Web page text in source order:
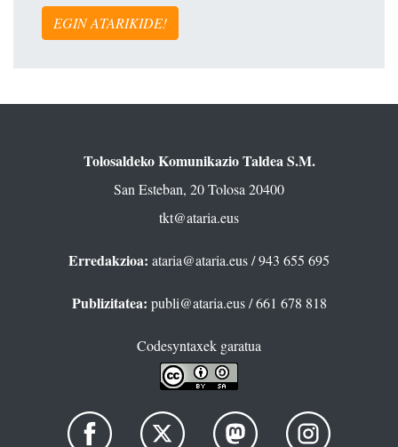
EGIN ATARIKIDE!
Tolosaldeko Komunikazio Taldea S.M.
San Esteban, 20 Tolosa 20400
tkt@ataria.eus
Erredakzioa: ataria@ataria.eus/ 943 655 695
Publizitatea: publi@ataria.eus/ 661 678 818
Codesyntaxek garatua